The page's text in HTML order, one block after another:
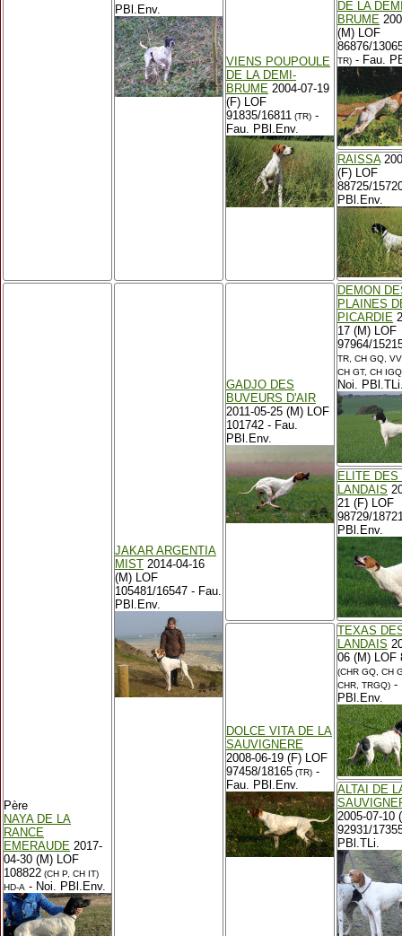
PBl.Env.
VIENS POUPOULE
DE LA DEMI-
BRUME 2004-07-19
(F) LOF
91835/16811 (TR) -
Fau. PBl.Env.
DE LA
BRUME
(M) LOF
86876/
TR) - Fau.
RAISSA
(F) LOF
88725/
PBl.Env.
Père
NAYA DE LA
RANCE
EMERAUDE 2017-
04-30 (M) LOF
108822 (CH P, CH IT)
HD-A - Noi. PBl.Env.
JAKAR ARGENTIA
MIST 2014-04-16
(M) LOF
105481/16547 - Fau.
PBl.Env.
GADJO DES
BUVEURS D'AIR
2011-05-25 (M) LOF
101742 - Fau.
PBl.Env.
DEMON
PLAINES
PICARDIE
17 (M) LOF
97964/
TR, CH GQ,
CH GT, CH
Noi.
ELITE DES
LANDAIS
21 (F) LOF
98729/
PBl.Env.
DOLCE VITA DE LA
SAUVIGNERE
2008-06-19 (F) LOF
97458/18165 (TR) -
Fau. PBl.Env.
TEXAS
LANDAIS
06 (M) LOF
(CHR GQ, CH
CHR, TRGQ) -
PBl.Env.
ALTAI DE
2005-07-10
92931/
PBl.TLi.